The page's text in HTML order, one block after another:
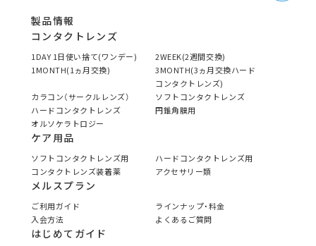
製品情報
コンタクトレンズ
1DAY 1日使い捨て(ワンデー)
2WEEK(2週間交換)
1MONTH(1ヵ月交換)
3MONTH(3ヵ月交換ハード
コンタクトレンズ)
カラコン（サークルレンズ）
ソフトコンタクトレンズ
ハードコンタクトレンズ
円錐角膜用
オルソケラトロジー
ケア用品
ソフトコンタクトレンズ用
ハードコンタクトレンズ用
コンタクトレンズ装着薬
アクセサリー類
メルスプラン
ご利用ガイド
ラインナップ・料金
入会方法
よくあるご質問
はじめてガイド